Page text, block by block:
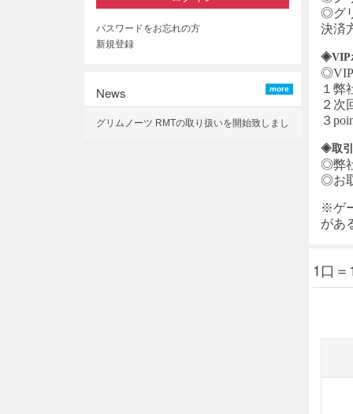
パスワードをお忘れの方
新規登録
more
News
グリムノーツ RMTの取り扱いを開始致しまし
◎グ
決済
◈VIP
◎VIP
１弊
２次
３
◈取引
◎弊
◎お
※ゲ
があ
1口＝